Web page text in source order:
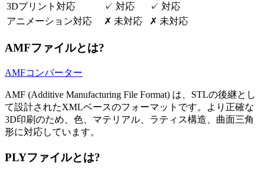
3Dプリント対応
✓ 対応 ✓ 対応
アニメーション対応
✗ 未対応 ✗ 未対応
AMFファイルとは?
AMFコンバーター
AMF (Additive Manufacturing File Format) は、STLの後継とし
て設計されたXMLベースのフォーマットです。より正確な
3D印刷のため、色、マテリアル、ラティス構造、曲面三角
形に対応しています。
PLYファイルとは?